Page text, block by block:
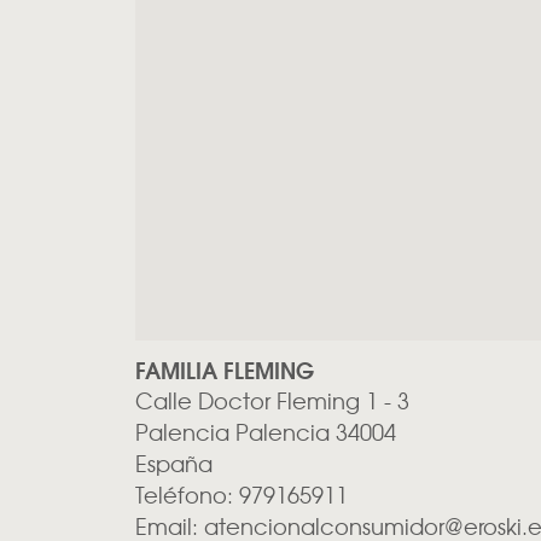
FAMILIA FLEMING
Calle Doctor Fleming 1 - 3
Palencia Palencia 34004
España
Teléfono: 979165911
Email: